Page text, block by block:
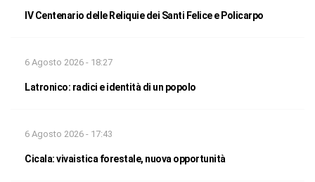
IV Centenario delle Reliquie dei Santi Felice e Policarpo
6 Agosto 2026 - 18:27
Latronico: radici e identità di un popolo
6 Agosto 2026 - 17:43
Cicala: vivaistica forestale, nuova opportunità